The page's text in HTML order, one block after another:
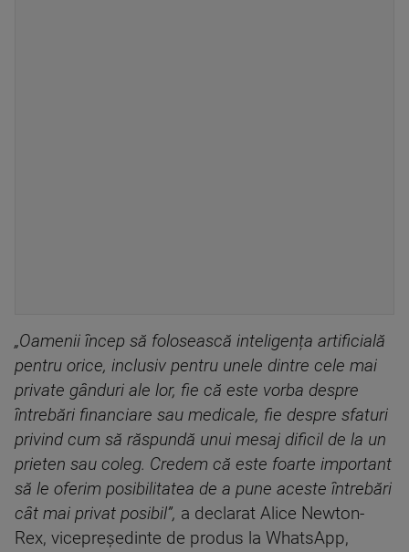
„Oamenii încep să folosească inteligența artificială
pentru orice, inclusiv pentru unele dintre cele mai
private gânduri ale lor, fie că este vorba despre
întrebări financiare sau medicale, fie despre sfaturi
privind cum să răspundă unui mesaj dificil de la un
prieten sau coleg. Credem că este foarte important
să le oferim posibilitatea de a pune aceste întrebări
cât mai privat posibil”, a declarat Alice Newton-
Rex, vicepreședinte de produs la WhatsApp,